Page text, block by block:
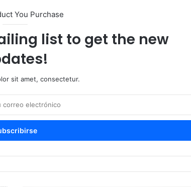
You Purchase
list to get the new
sit amet, consectetur.